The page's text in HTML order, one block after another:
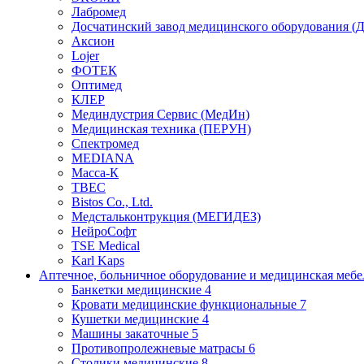
Лабромед
Досчатинский завод медицинского оборудования
Аксион
Lojer
ФОТЕК
Оптимед
КЛЕР
Мединдустрия Сервис (МедИн)
Медицинская техника (ПЕРУН)
Спектромед
MEDIANA
Масса-К
ТВЕС
Bistos Co., Ltd.
Медстальконтрукция (МЕГИДЕЗ)
НейроСофт
TSE Medical
Karl Kaps
Аптечное, больничное оборудование и медицинская
Банкетки медицинские 4
Кровати медицинские функциональные 7
Кушетки медицинские 4
Машины закаточные 5
Противопролежневые матрасы 6